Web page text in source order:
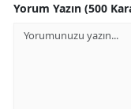
Yorum Yazın (500